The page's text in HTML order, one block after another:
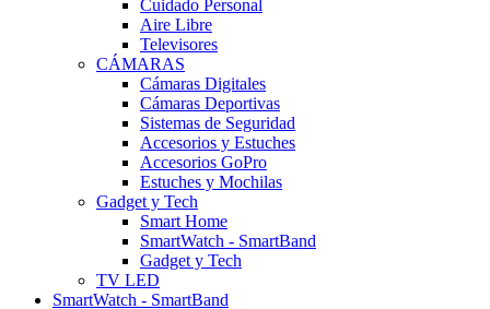
Cuidado Personal
Aire Libre
Televisores
CÁMARAS
Cámaras Digitales
Cámaras Deportivas
Sistemas de Seguridad
Accesorios y Estuches
Accesorios GoPro
Estuches y Mochilas
Gadget y Tech
Smart Home
SmartWatch - SmartBand
Gadget y Tech
TV LED
SmartWatch - SmartBand